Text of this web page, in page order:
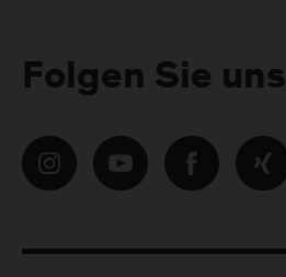
Folgen Sie uns